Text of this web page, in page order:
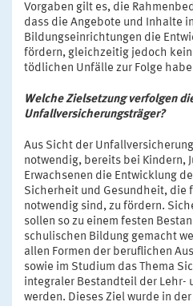
Vorgaben gilt es, die
dass die Angebote und Inhalte
Bildungseinrichtungen die
fördern, gleichzeitig jedoch
tödlichen Unfälle zur Folge
Welche Zielsetzung verfolgen
Unfallversicherungsträger?
Aus Sicht der
notwendig, bereits bei Kindern,
Erwachsenen die Entwicklung
Sicherheit und Gesundheit, die
notwendig sind, zu fördern.
sollen so zu einem festen
schulischen Bildung gemacht
allen Formen der beruflichen
sowie im Studium das Thema
integraler Bestandteil der Lehr-
werden. Dieses Ziel wurde in der